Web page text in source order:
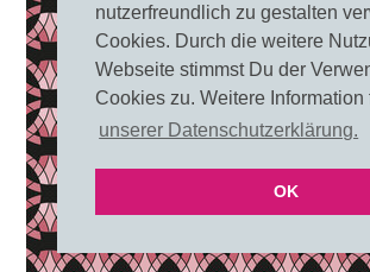
nutzerfreundlich zu gestalten
Cookies. Durch die weitere
Webseite stimmst Du der
Cookies zu. Weitere Information
unserer Datenschutzerklärung.
OK